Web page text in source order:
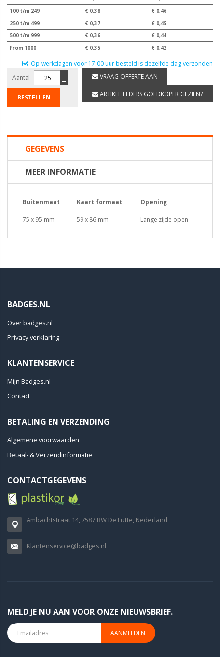
100 t/m 249
€ 0,38
€ 0,46
250 t/m 499
€ 0,37
€ 0,45
500 t/m 999
€ 0,36
€ 0,44
from 1000
€ 0,35 € 0,42
Op werkdagen voor 17:00 uur besteld is dezelfde dag verzonden
Aantal
BESTELLEN
VRAAG OFFERTE AAN
ARTIKEL ELDERS GOEDKOPER GEZIEN?
GEGEVENS
MEER INFORMATIE
Buitenmaat Kaart formaat Opening
75 x 95 mm 59 x 86 mm Lange zijde open
BADGES.NL
Over badges.nl
Privacy verklaring
KLANTENSERVICE
Mijn Badges.nl
Contact
BETALING EN VERZENDING
Algemene voorwaarden
Betaal- & Verzendinformatie
CONTACTGEGEVENS
Ambachtstraat 14, 7587 BW De Lutte, Nederland
Klantenservice@badges.nl
MELD JE NU AAN VOOR ONZE NIEUWSBRIEF.
AANMELDEN